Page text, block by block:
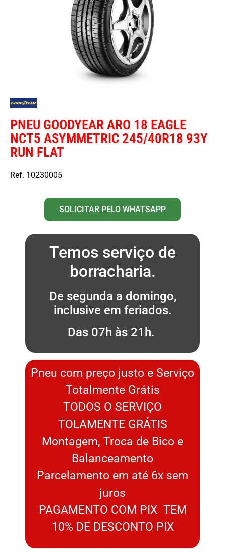
PNEU GOODYEAR ARO 18 EAGLE
NCT5 ASYMMETRIC 245/40R18 93Y
RUN FLAT
Ref. 10230005
SOLICITAR PELO WHATSAPP
Temos serviço de
borracharia.
De segunda a domingo,
inclusive em feriados.
Das 07h às 21h.
Pneu com preço justo e Serviço
Totalmente Grátis
TODOS O SERVIÇO
TOLAMENTE GRÁTIS
Montagem, Troca de Bico e
Balanceamento
Parcelamento em até 6x sem
juros
PAGAMENTO COM PIX TEM
10% DE DESCONTO PIX